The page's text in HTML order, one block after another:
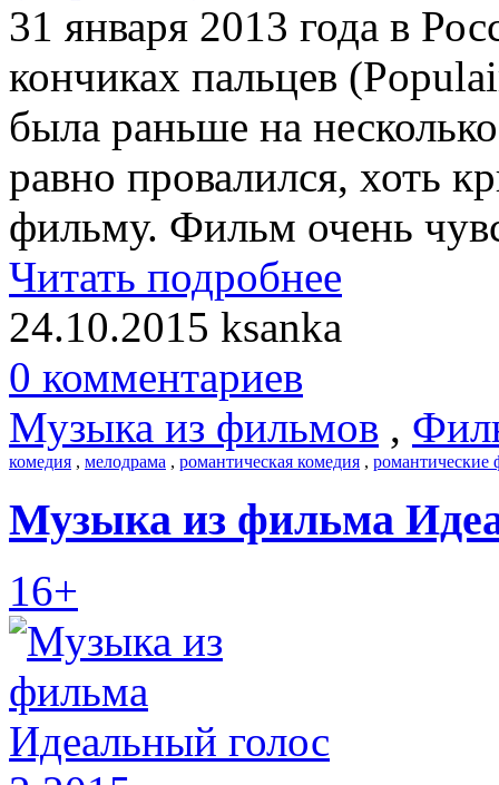
31 января 2013 года в
кончиках пальцев
была раньше на
равно провалился, хоть
фильму. Фильм очень
Читать подробнее
24.10.2015 ksanka
0 комментариев
Музыка из фильмов ,
комедия , мелодрама , романтическая комедия , романтические
Музыка из фильма
16+